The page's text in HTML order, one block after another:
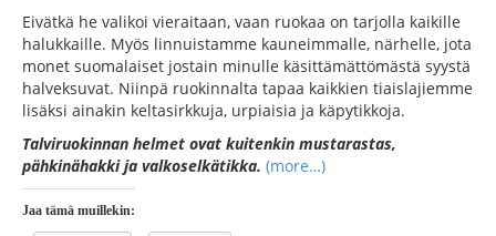
Eivätkä he valikoi vieraitaan, vaan ruokaa on tarjolla kaikille
halukkaille. Myös linnuistamme kauneimmalle, närhelle, jota
monet suomalaiset jostain minulle käsittämättömästä syystä
halveksuvat. Niinpä ruokinnalta tapaa kaikkien tiaislajiemme
lisäksi ainakin keltasirkkuja, urpiaisia ja käpytikkoja.
Talviruokinnan helmet ovat kuitenkin mustarastas,
pähkinähakki ja valkoselkätikka. (more…)
Jaa tämä muillekin: